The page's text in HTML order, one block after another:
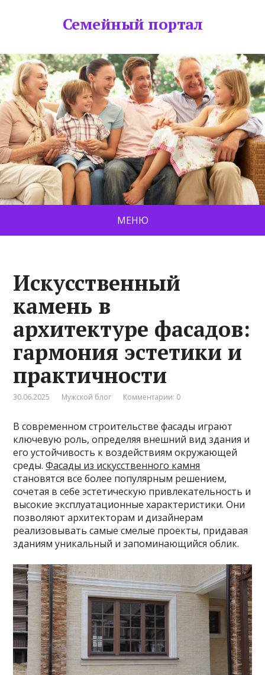
Семейный портал
МЕНЮ
Искусственный
камень в
архитектуре фасадов:
гармония эстетики и
практичности
30.06.2025 Мужской блог Комментарии: 0
В современном строительстве фасады играют
ключевую роль, определяя внешний вид здания и
его устойчивость к воздействиям окружающей
среды.Фасады из искусственного камня
становятся все более популярным решением,
сочетая в себе эстетическую привлекательность и
высокие эксплуатационные характеристики. Они
позволяют архитекторам и дизайнерам
реализовывать самые смелые проекты, придавая
зданиям уникальный и запоминающийся облик.